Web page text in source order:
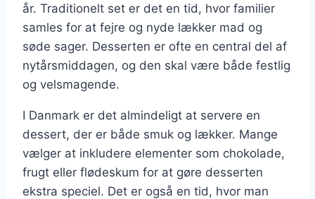
år. Traditionelt set er det en tid, hvor familier
samles for at fejre og nyde lækker mad og
søde sager. Desserten er ofte en central del af
nytårsmiddagen, og den skal være både festlig
og velsmagende.
I Danmark er det almindeligt at servere en
dessert, der er både smuk og lækker. Mange
vælger at inkludere elementer som chokolade,
frugt eller flødeskum for at gøre desserten
ekstra speciel. Det er også en tid, hvor man